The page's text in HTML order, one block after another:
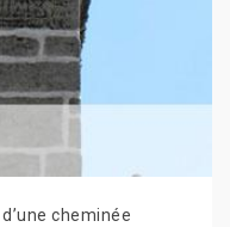
cheminée